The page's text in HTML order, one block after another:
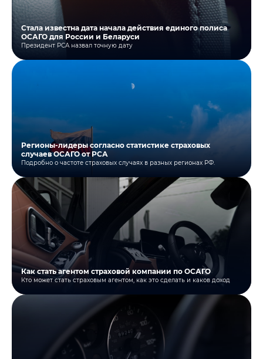
Стала известна дата начала действия единого полиса
ОСАГО для России и Беларуси
Президент РСА назвал точную дату
Регионы-лидеры согласно статистике страховых
случаев ОСАГО от РСА
Подробно о частоте страховых случаях в разных регионах РФ.
Как стать агентом страховой компании по ОСАГО
Кто может стать страховым агентом, как это сделать и каков доход